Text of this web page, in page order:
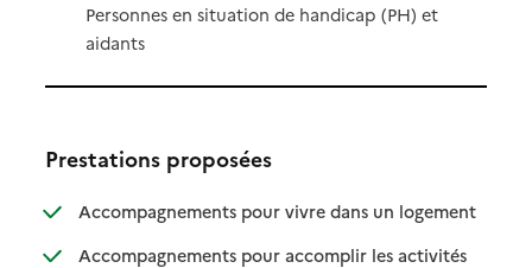
Personnes en situation de handicap (PH) et
aidants
Prestations proposées
Accompagnements pour vivre dans un logement
:
: non
Accompagnements pour accomplir les activités